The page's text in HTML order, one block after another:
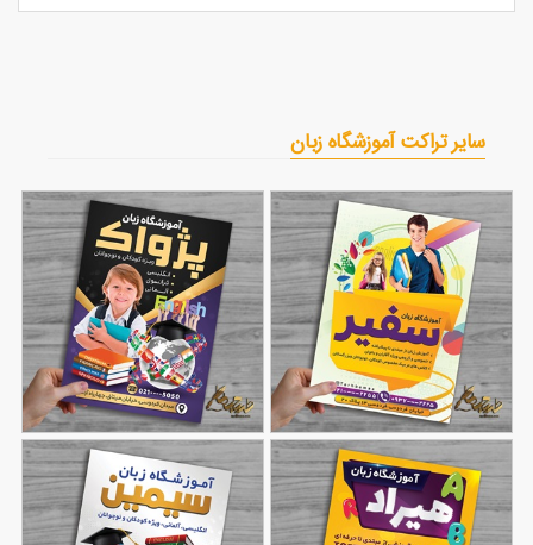
سایر تراکت آموزشگاه زبان
نمونه تراکت آموزشگاه
زبان
نمونه طرح تراکت
آموزشگاه زبان